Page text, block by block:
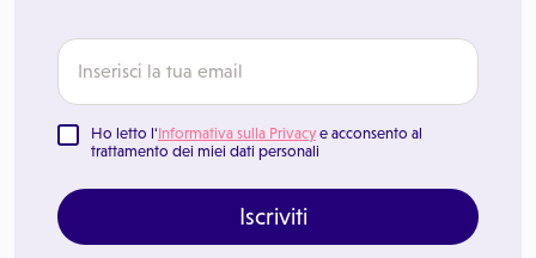
Ho letto l'Informativa sulla Privacy e acconsento al
trattamento dei miei dati personali
Iscriviti